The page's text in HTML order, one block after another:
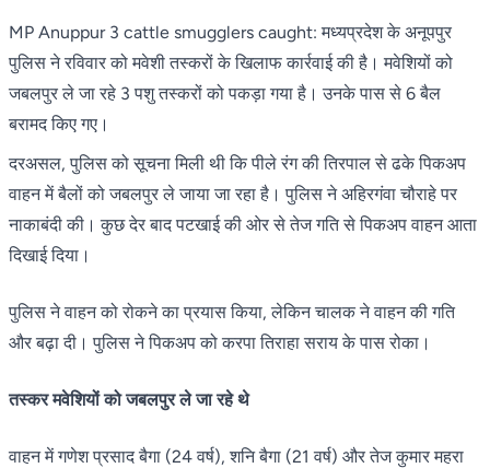
MP Anuppur 3 cattle smugglers caught: मध्यप्रदेश के अनूपपुर
पुलिस ने रविवार को मवेशी तस्करों के खिलाफ कार्रवाई की है। मवेशियों को
जबलपुर ले जा रहे 3 पशु तस्करों को पकड़ा गया है। उनके पास से 6 बैल
बरामद किए गए।
दरअसल, पुलिस को सूचना मिली थी कि पीले रंग की तिरपाल से ढके पिकअप
वाहन में बैलों को जबलपुर ले जाया जा रहा है। पुलिस ने अहिरगंवा चौराहे पर
नाकाबंदी की। कुछ देर बाद पटखाई की ओर से तेज गति से पिकअप वाहन आता
दिखाई दिया।
पुलिस ने वाहन को रोकने का प्रयास किया, लेकिन चालक ने वाहन की गति
और बढ़ा दी। पुलिस ने पिकअप को करपा तिराहा सराय के पास रोका।
तस्कर मवेशियों को जबलपुर ले जा रहे थे
वाहन में गणेश प्रसाद बैगा (24 वर्ष), शनि बैगा (21 वर्ष) और तेज कुमार महरा